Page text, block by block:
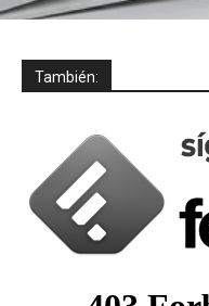
También: